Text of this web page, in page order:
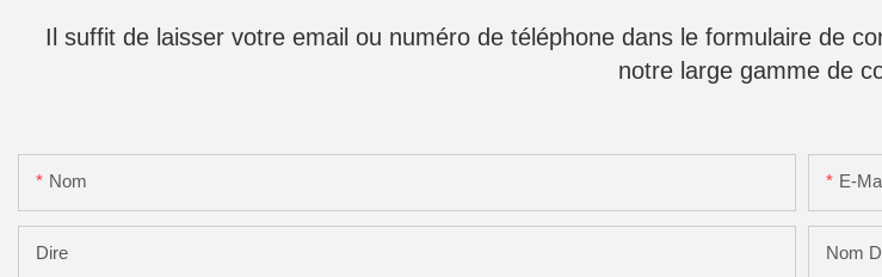
Il suffit de laisser votre email ou numéro de téléphone dans le formulaire de
notre large gamme de
Nom E-
Dire Nom